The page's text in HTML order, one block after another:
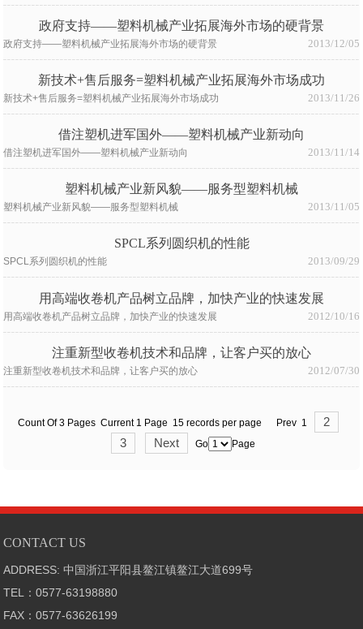
政府支持——塑料机械产业拓展海外市场的硬背景
政府支持——塑料机械产业拓展海外市场的硬背景 2013/12/05
新技术+售后服务=塑料机械产业拓展海外市场成功
新技术+售后服务=塑料机械产业拓展海外市场成功 2013/11/26
借注塑机进军国外——塑料机械产业新动向
借注塑机进军国外——塑料机械产业新动向 2013/11/14
塑料机械产业新风貌——服务型塑料机械
塑料机械产业新风貌——服务型塑料机械 2013/11/05
SPCL系列圆织机的性能
SPCL系列圆织机的性能 2013/09/29
用高端收卷机产品树立品牌，加快产业的快速发展
用高端收卷机产品树立品牌，加快产业的快速发展 2012/10/16
注重新型收卷机技术和品牌，让客户买的放心
注重新型收卷机技术和品牌，让客户买的放心 2012/07/30
Count Of 3 Pages Current 1 Page 15 records per page Prev 1
2
3
Next Go Page
CONTACT US
ADDRESS: 中国浙江平阳县鳌江镇鳌江大道699号
TEL：0577-63198880
FAX：0577-63626199